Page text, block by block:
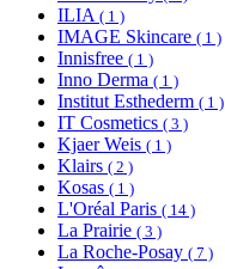
ILIA ( 1 )
IMAGE Skincare ( 1 )
Innisfree ( 1 )
Inno Derma ( 1 )
Institut Esthederm ( 1 )
IT Cosmetics ( 3 )
Kjaer Weis ( 1 )
Klairs ( 2 )
Kosas ( 1 )
L'Oréal Paris ( 14 )
La Prairie ( 3 )
La Roche-Posay ( 7 )